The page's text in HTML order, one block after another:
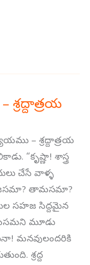
శ్రద్దాత్రయ
– శ్రద్దాత్రయ
“కృష్ణా! శాస్త్ర
చేసే వాళ్ళ
తామసమా?
సహజ సిద్దమైన
మూడు
మనవులందరికి
శ్రద్ద